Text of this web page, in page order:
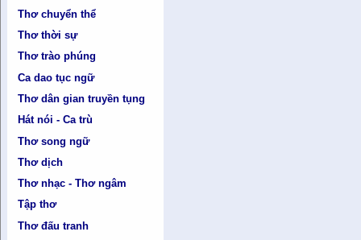
Thơ chuyển thể
Thơ thời sự
Thơ trào phúng
Ca dao tục ngữ
Thơ dân gian truyền tụng
Hát nói - Ca trù
Thơ song ngữ
Thơ dịch
Thơ nhạc - Thơ ngâm
Tập thơ
Thơ đấu tranh